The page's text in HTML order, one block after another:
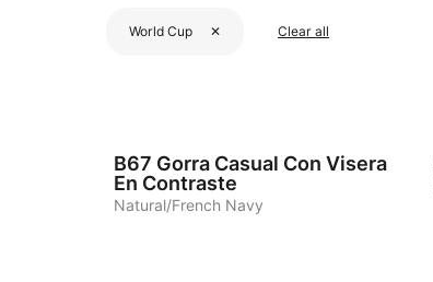
World Cup ✕ Clear all
B67 Gorra Casual Con Visera
En Contraste
Natural/French Navy